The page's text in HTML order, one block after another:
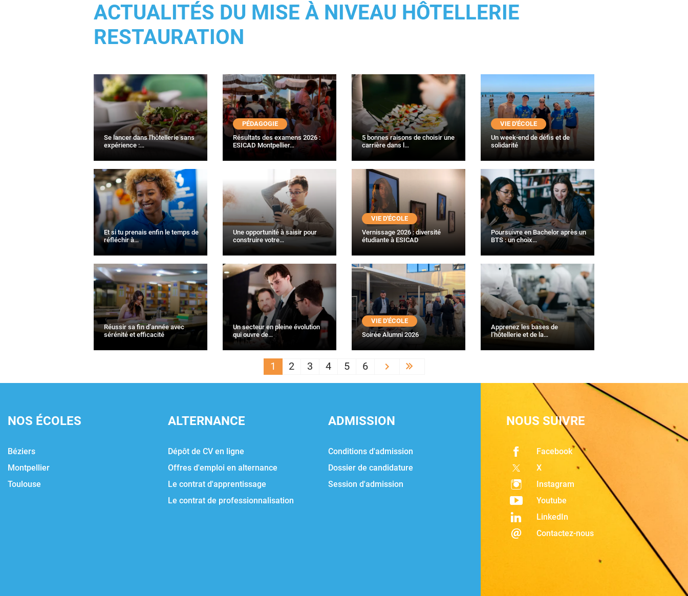
ACTUALITÉS DU MISE À NIVEAU HÔTELLERIE
RESTAURATION
Se lancer dans l'hôtellerie sans
expérience :…
PÉDAGOGIE
Résultats des examens 2026 :
ESICAD Montpellier…
5 bonnes raisons de choisir une
carrière dans l…
VIE D'ÉCOLE
Un week-end de défis et de
solidarité
Et si tu prenais enfin le temps de
réfléchir à…
Une opportunité à saisir pour
construire votre…
VIE D'ÉCOLE
Vernissage 2026 : diversité
étudiante à ESICAD
Poursuivre en Bachelor après un
BTS : un choix…
Réussir sa fin d’année avec
sérénité et efficacité
Un secteur en pleine évolution
qui ouvre de…
VIE D'ÉCOLE
Soirée Alumni 2026
Apprenez les bases de
l’hôtellerie et de la…
1 2 3 4 5 6 Next ›
NOS ÉCOLES
Béziers
Montpellier
Toulouse
ALTERNANCE
Dépôt de CV en ligne
Offres d'emploi en alternance
Le contrat d'apprentissage
Le contrat de professionnalisation
ADMISSION
Conditions d'admission
Dossier de candidature
Session d'admission
NOUS SUIVRE
Facebook
X
Instagram
Youtube
LinkedIn
Contactez-nous